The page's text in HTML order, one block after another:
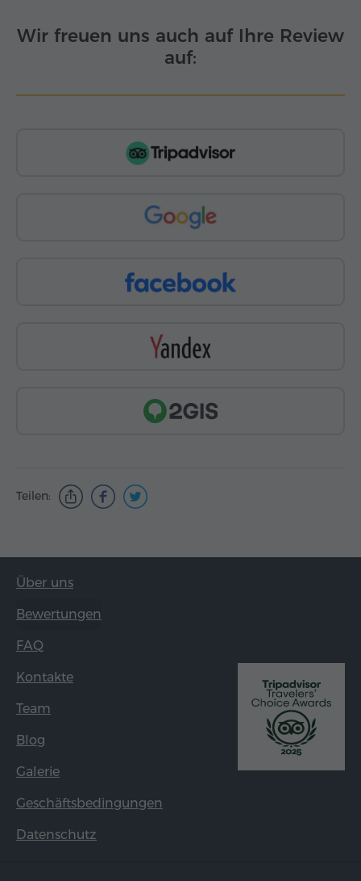
Wir freuen uns auch auf Ihre Review
auf:
Teilen:
Über uns
Bewertungen
FAQ
Kontakte
Team
Blog
Galerie
Geschäftsbedingungen
Datenschutz